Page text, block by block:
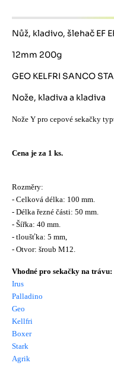
Nůž, kladivo, šlehač EF
12mm 200g
GEO KELFRI SANCO
Nože, kladiva a kladiva
Nože Y pro cepové sekačky
Cena je za 1 ks.
Rozměry:
- Celková délka: 100 mm.
- Délka řezné části: 50 mm.
- Šířka: 40 mm.
- tloušťka: 5 mm,
- Otvor: šroub M12.
Vhodné pro sekačky na trávu:
Irus
Palladino
Geo
Kellfri
Boxer
Stark
Agrik